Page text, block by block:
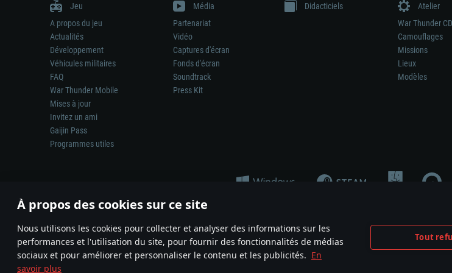
À propos des cookies sur ce site
Nous utilisons les cookies pour collecter et analyser des informations sur les
performances et l'utilisation du site, pour fournir des fonctionnalités de médias
sociaux et pour améliorer et personnaliser le contenu et les publicités. En
savoir plus
Tout
Jeu
A propos du jeu
Actualités
Développement
Véhicules militaires
FAQ
War Thunder Mobile
Mises à jour
Invitez un ami
Gaijin Pass
Programmes utiles
Média
Partenariat
Vidéo
Captures d'écran
Fonds d'écran
Soundtrack
Press Kit
Didacticiels
Atelier
War Thunder
Camouflages
Missions
Lieux
Modèles
La représentation d’une arme ou d’un véhicule réel dans ce jeu ne signifie pas la participation au développement du
© 2011—2026 Gaijin Games Kft. All trademarks, logos and brand names are the property of their respective owners.
Termes et conditions